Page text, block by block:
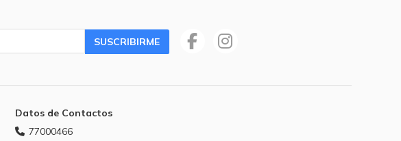
SUSCRIBIRME
Datos de Contactos
77000466